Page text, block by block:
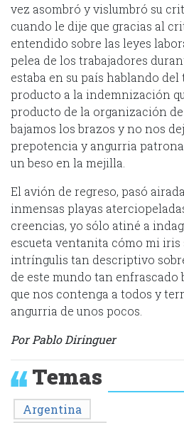
vez asombró y vislumbró su
cuando le dije que gracias al
entendido sobre las leyes
pelea de los trabajadores
estaba en su país hablando del
producto a la indemnización
producto de la organización
bajamos los brazos y no nos
prepotencia y angurria
un beso en la mejilla.
El avión de regreso, pasó
inmensas playas
creencias, yo sólo atiné a
escueta ventanita cómo mi iris
intríngulis tan descriptivo
de este mundo tan enfrascado
que nos contenga a todos y
angurria de unos pocos.
Por Pablo Diringuer
Temas
Argentina